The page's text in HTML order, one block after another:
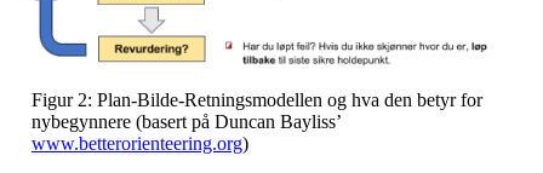
Figur 2: Plan-Bilde-Retningsmodellen og hva den betyr for
nybegynnere (basert på Duncan Bayliss’
www.betterorienteering.org)